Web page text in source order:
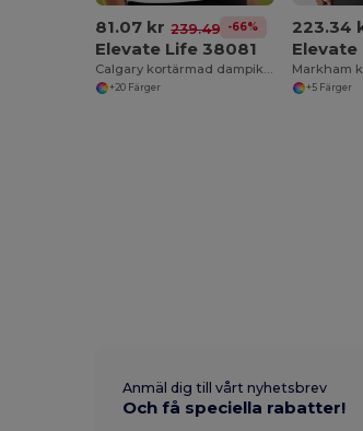
81.07 kr 239.49 kr-66%
Elevate Life 38081
Calgary kortärmad dampikétröja
+20 Färger
223.34
+5 Färger
Anmäl dig till vårt nyhetsbrev
Och få speciella rabatter!